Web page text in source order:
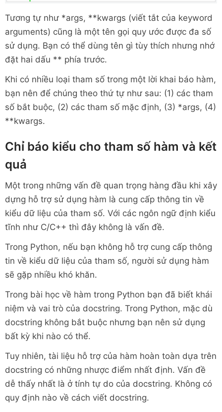
Tương tự như *args, **kwargs (viết tắt của keyword
arguments) cũng là một tên gọi quy ước được đa số
sử dụng. Bạn có thể dùng tên gì tùy thích nhưng nhớ
đặt hai dấu ** phía trước.
Khi có nhiều loại tham số trong một lời khai báo hàm,
bạn nên để chúng theo thứ tự như sau: (1) các tham
số bắt buộc, (2) các tham số mặc định, (3) *args, (4)
**kwargs.
Chỉ báo kiểu cho tham số hàm và kết
quả
Một trong những vấn đề quan trọng hàng đầu khi xây
dựng hỗ trợ sử dụng hàm là cung cấp thông tin về
kiểu dữ liệu của tham số. Với các ngôn ngữ định kiểu
tĩnh như C/C++ thì đây không là vấn đề.
Trong Python, nếu bạn không hỗ trợ cung cấp thông
tin về kiểu dữ liệu của tham số, người sử dụng hàm
sẽ gặp nhiều khó khăn.
Trong bài học về hàm trong Python bạn đã biết khái
niệm và vai trò của docstring. Trong Python, mặc dù
docstring không bắt buộc nhưng bạn nên sử dụng
bất kỳ khi nào có thể.
Tuy nhiên, tài liệu hỗ trợ của hàm hoàn toàn dựa trên
docstring có những nhược điểm nhất định. Vấn đề
dễ thấy nhất là ở tính tự do của docstring. Không có
quy định nào về cách viết docstring.